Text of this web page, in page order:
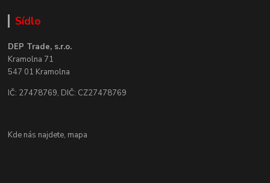
Sídlo
DEP Trade, s.r.o.
Kramolna 71
547 01 Kramolna
IČ: 27478769, DIČ: CZ27478769
Kde nás najdete, mapa